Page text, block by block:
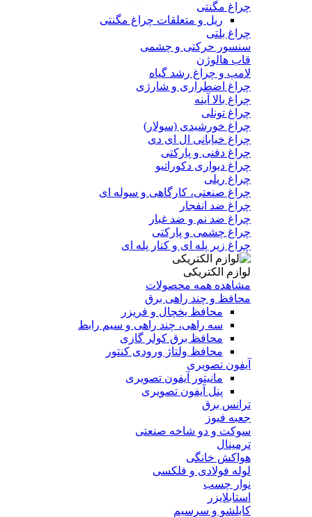
چراغ مگنتی
ریل و متعلقات چراغ مگنتی
چراغ بلتی
سنسور حرکتی و چشمی
قاب هالوژن
لامپ و چراغ رشد گیاه
چراغ اضطراری و شارژی
چراغ بالا آینه
چراغ تونلی
چراغ خورشیدی (سولار)
چراغ خیابانی ال ای دی
چراغ دفنی و پارکتی
چراغ دیواری دکوراتیو
چراغ ریلی
چراغ صنعتی، کارگاهی و سوله ای
چراغ ضد انفجار
چراغ ضد نم و ضد غبار
چراغ چشمی و پارکتی
چراغ‌ زیر‌ پله‌ ای و کنار‌ پله‌ ای
لوازم الکتریکی
مشاهده همه محصولات
محافظ و چند راهی برق
محافظ یخچال و فریزر
سه راهی، چند راهی و سیم رابط
محافظ برق کولر گازی
محافظ ولتاژ ورودی کنتور
آیفون تصویری
مانیتور آیفون تصویری
پنل آیفون تصویری
ترانس برق
جعبه فیوز
سوکت و دو شاخه صنعتی
ترمینال
هواکش خانگی
لوله فولادی و فلکسی
نوار چسب
استابلایزر
کابلشو و سرسیم